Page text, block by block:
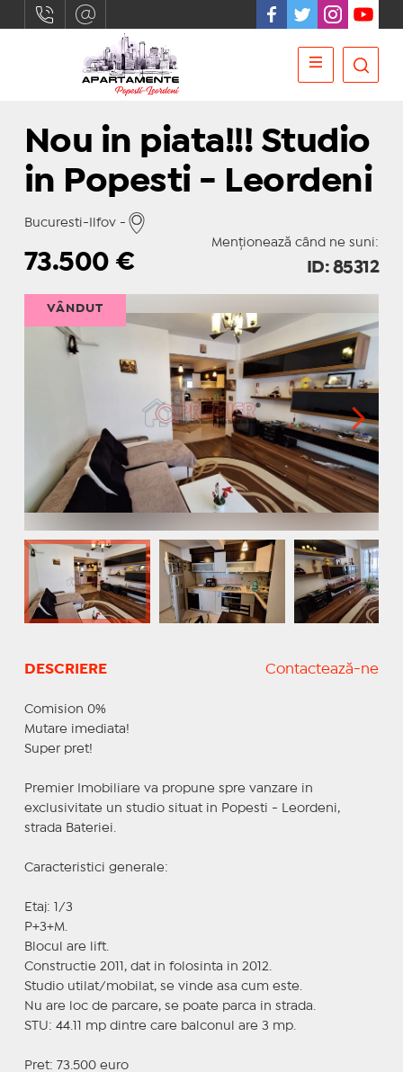
Nou in piata!!! Studio
in Popesti - Leordeni
Bucuresti-Ilfov -
Menționează când ne suni:
73.500€ ID: 85312
VÂNDUT
DESCRIERE Contactează-ne
Comision 0%
Mutare imediata!
Super pret!
Premier Imobiliare va propune spre vanzare in
exclusivitate un studio situat in Popesti - Leordeni,
strada Bateriei.
Caracteristici generale:
Etaj: 1/3
P+3+M.
Blocul are lift.
Constructie 2011, dat in folosinta in 2012.
Studio utilat/mobilat, se vinde asa cum este.
Nu are loc de parcare, se poate parca in strada.
STU: 44.11 mp dintre care balconul are 3 mp.
Pret: 73.500 euro